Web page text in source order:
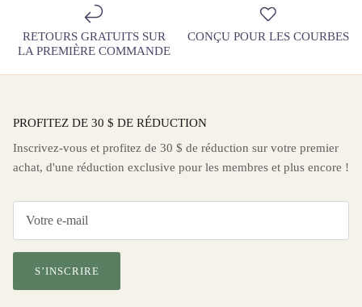
RETOURS GRATUITS SUR
LA PREMIÈRE COMMANDE
CONÇU POUR LES COURBES
PROFITEZ DE 30 $ DE RÉDUCTION
Inscrivez-vous et profitez de 30 $ de réduction sur votre premier
achat, d'une réduction exclusive pour les membres et plus encore !
S’INSCRIRE